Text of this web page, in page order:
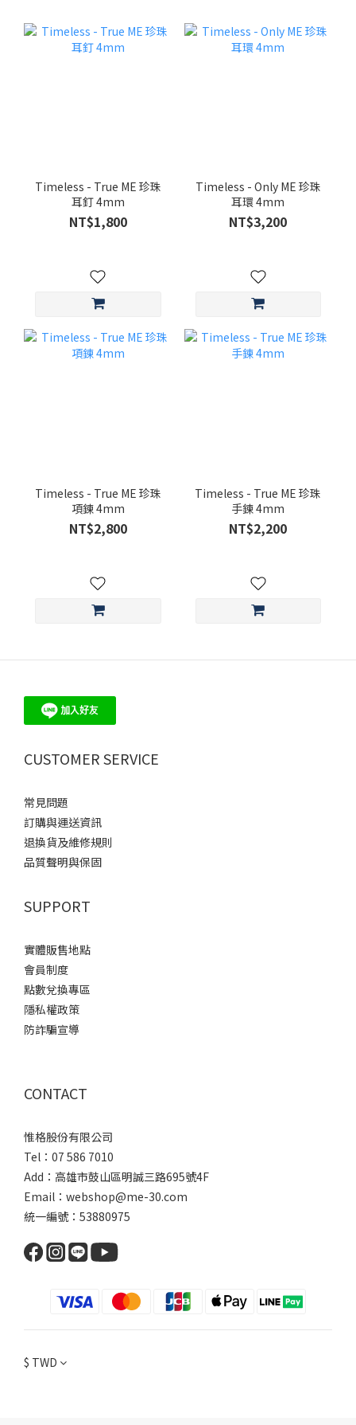
Timeless - True ME 珍珠
耳釘 4mm
NT$1,800
Timeless - Only ME 珍珠
耳環 4mm
NT$3,200
Timeless - True ME 珍珠
項鍊 4mm
NT$2,800
Timeless - True ME 珍珠
手鍊 4mm
NT$2,200
CUSTOMER SERVICE
常見問題
訂購與運送資訊
退換貨及維修規則
品質聲明與保固
SUPPORT
實體販售地點
會員制度
點數兌換專區
隱私權政策
防詐騙宣導
CONTACT
惟格股份有限公司
Tel：07 586 7010
Add： 高雄市鼓山區明誠三路695號4F
Email：webshop@me-30.com
統一編號：53880975
$ TWD